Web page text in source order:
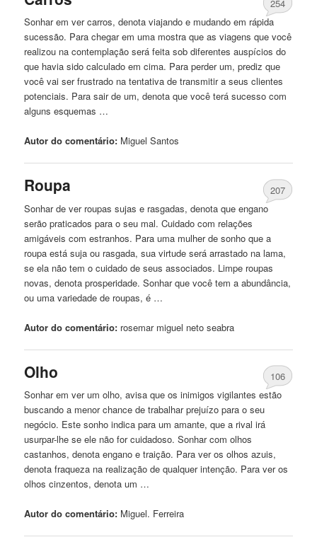
254
Sonhar em ver carros, denota viajando e mudando em rápida
sucessão. Para chegar em uma mostra que as viagens que você
realizou na contemplação será feita sob diferentes auspícios do
que havia sido calculado em cima. Para perder um, prediz que
você vai ser frustrado na tentativa de transmitir a seus clientes
potenciais. Para sair de um, denota que você terá sucesso com
alguns esquemas …
Autor do comentário: Miguel Santos
Roupa
207
Sonhar de ver roupas sujas e rasgadas, denota que engano
serão praticados para o seu mal. Cuidado com relações
amigáveis ​​com estranhos. Para uma mulher de sonho que a
roupa está suja ou rasgada, sua virtude será arrastado na lama,
se ela não tem o cuidado de seus associados. Limpe roupas
novas, denota prosperidade. Sonhar que você tem a abundância,
ou uma variedade de roupas, é …
Autor do comentário: rosemar miguel neto seabra
Olho
106
Sonhar em ver um olho, avisa que os inimigos vigilantes estão
buscando a menor chance de trabalhar prejuízo para o seu
negócio. Este sonho indica para um amante, que a rival irá
usurpar-lhe se ele não for cuidadoso. Sonhar com olhos
castanhos, denota engano e traição. Para ver os olhos azuis,
denota fraqueza na realização de qualquer intenção. Para ver os
olhos cinzentos, denota um …
Autor do comentário: Miguel. Ferreira